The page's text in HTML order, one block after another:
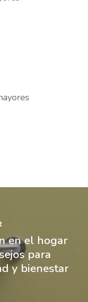
en el hogar
para
y bienestar